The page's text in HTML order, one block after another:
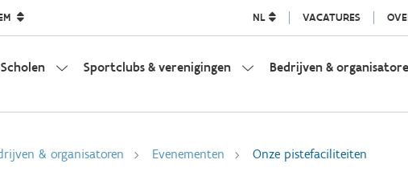
NL VACATURES
Scholen Sportclubs & verenigingen Bedrijven &
& organisatoren Evenementen Onze pistefaciliteiten